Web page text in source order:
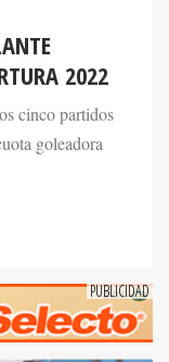
2022
cinco partidos
goleadora